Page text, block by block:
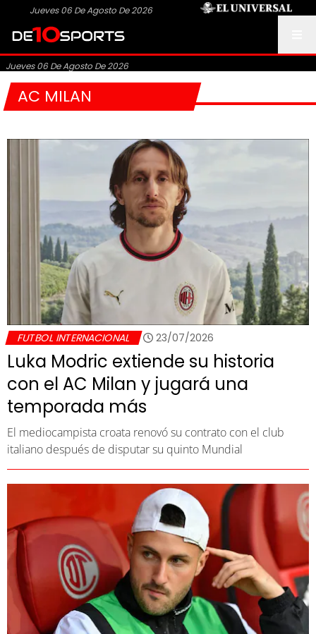
Jueves 06 De Agosto De 2026
Jueves 06 De Agosto De 2026
AC MILAN
FUTBOL INTERNACIONAL 23/07/2026
Luka Modric extiende su historia
con el AC Milan y jugará una
temporada más
El mediocampista croata renovó su contrato con el club
italiano después de disputar su quinto Mundial